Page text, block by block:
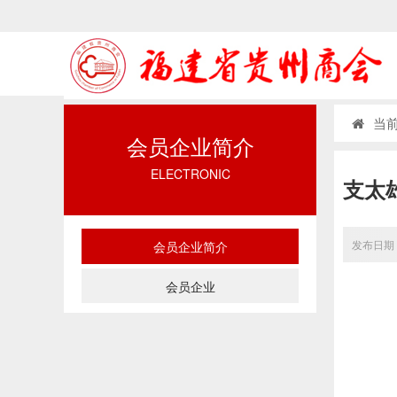
会员企业简介
ELECTRONIC
会员企业简介
会员企业
当
支太
发布日